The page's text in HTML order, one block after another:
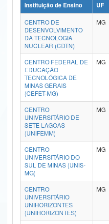
Ministério da Ciência, Tecnologia,
Ministério do Meio Ambiente
Ministério do Turismo
Ministério do Desenvolvimento Regional
Controladoria-Geral da União
Ministério da Mulher, da Família e dos
Secretaria-Geral
Secretaria de Governo
Gabinete de Segurança Institucional
Advocacia-Geral da União
Banco Central do Brasil
Instituição de Ensino UF
CENTRO DE
DESENVOLVIMENTO
DA TECNOLOGIA
NUCLEAR (CDTN)
MG
CENTRO FEDERAL DE
EDUCAÇÃO
TECNOLÓGICA DE
MINAS GERAIS
(CEFET-MG)
MG
CENTRO
UNIVERSITÁRIO DE
SETE LAGOAS
(UNIFEMM)
MG
CENTRO
UNIVERSITÁRIO DO
SUL DE MINAS (UNIS-
MG)
MG
CENTRO
UNIVERSITÁRIO
UNIHORIZONTES
(UNIHORIZONTES)
MG